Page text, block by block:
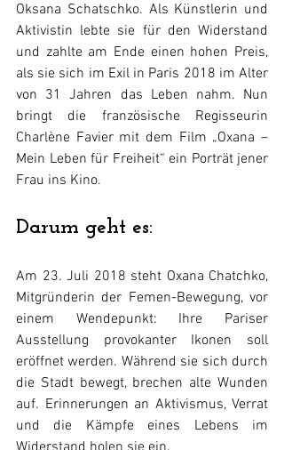
Oksana Schatschko. Als Künstlerin und
Aktivistin lebte sie für den Widerstand
und zahlte am Ende einen hohen Preis,
als sie sich im Exil in Paris 2018 im Alter
von 31 Jahren das Leben nahm. Nun
bringt die französische Regisseurin
Charlène Favier mit dem Film „Oxana –
Mein Leben für Freiheit“ ein Porträt jener
Frau ins Kino.
Darum geht es:
Am 23. Juli 2018 steht Oxana Chatchko,
Mitgründerin der Femen-Bewegung, vor
einem Wendepunkt: Ihre Pariser
Ausstellung provokanter Ikonen soll
eröffnet werden. Während sie sich durch
die Stadt bewegt, brechen alte Wunden
auf. Erinnerungen an Aktivismus, Verrat
und die Kämpfe eines Lebens im